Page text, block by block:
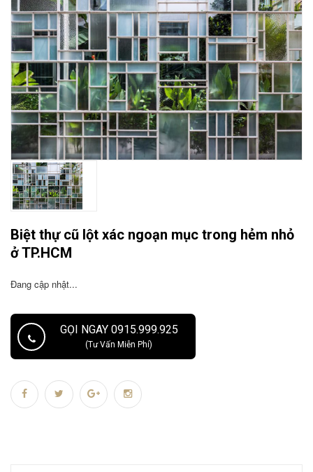
Biệt thự cũ lột xác ngoạn mục trong hẻm nhỏ
ở TP.HCM
Đang cập nhật...
GỌI NGAY 0915.999.925
(Tư Vấn Miễn Phí)